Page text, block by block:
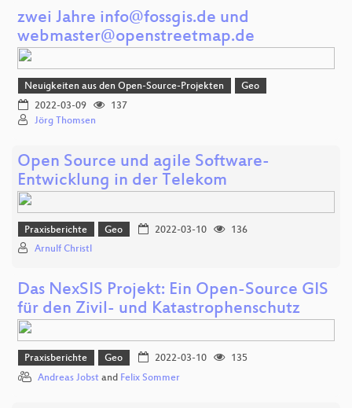
zwei Jahre info@fossgis.de und
webmaster@openstreetmap.de
Neuigkeiten aus den Open-Source-Projekten
Geo
2022-03-09
137
Jörg Thomsen
Open Source und agile Software-
Entwicklung in der Telekom
Praxisberichte Geo 2022-03-10
136
Arnulf Christl
Das NexSIS Projekt: Ein Open-Source GIS
für den Zivil- und Katastrophenschutz
Praxisberichte Geo 2022-03-10
135
Andreas Jobst and Felix Sommer